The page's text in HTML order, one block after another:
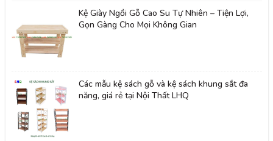
Kệ Giày Ngồi Gỗ Cao Su Tự Nhiên – Tiện Lợi,
Gọn Gàng Cho Mọi Không Gian
Các mẫu kệ sách gỗ và kệ sách khung sắt đa
năng, giá rẻ tại Nội Thất LHQ